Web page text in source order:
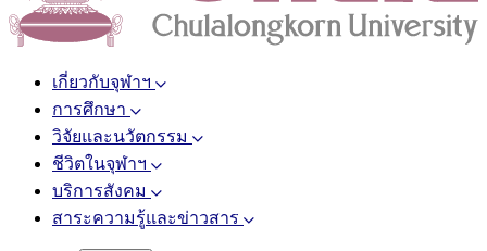
เกี่ยวกับจุฬาฯ
การศึกษา
วิจัยและนวัตกรรม
ชีวิตในจุฬาฯ
บริการสังคม
สาระความรู้และข่าวสาร